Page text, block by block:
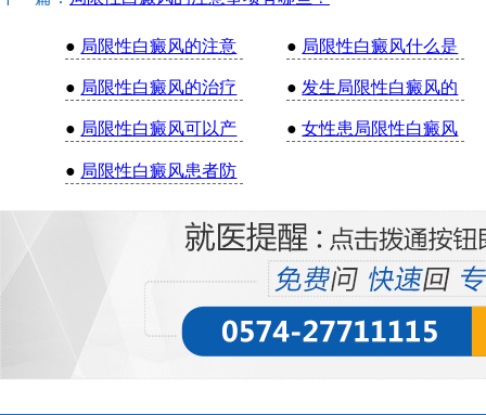
● 局限性白癜风的注意 ● 局限性白癜风什么是
● 局限性白癜风的治疗 ● 发生局限性白癜风的
● 局限性白癜风可以产 ●女性患局限性白癜风
● 局限性白癜风患者防